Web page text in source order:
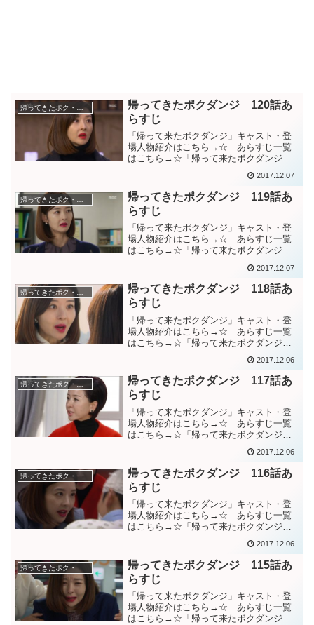
帰ってきたポクダンジ 120話あ
らすじ
「帰って来たポクダンジ」キャスト・登
場人物紹介はこちら→☆ あらすじ一覧
はこちら→☆「帰って来たボクダンジ」
１２０話あらすじミンギュが最期、自分
ではなくダンジたち家族を選んだことを
チェ秘書から聞いてショックを受けるソ
ジン。”事故現場にソジン...
2017.12.07
帰ってきたポク・ダンジ（棘と蜜）
帰ってきたポクダンジ 119話あ
らすじ
「帰って来たポクダンジ」キャスト・登
場人物紹介はこちら→☆ あらすじ一覧
はこちら→☆「帰って来たボクダンジ」
ンだけは助けてくれと懇願しにやって来
たウン女史は、そこでミンギュの殺人容
疑で逮捕される。”母さん...
2017.12.07
帰ってきたポク・ダンジ（棘と蜜）
帰ってきたポクダンジ 118話あ
らすじ
「帰って来たポクダンジ」キャスト・登
場人物紹介はこちら→☆ あらすじ一覧
はこちら→☆「帰って来たボクダンジ」
して刑務所に入ろうと話すチェ秘書に、
反発するソジン。それなら死ぬと言うソ
ジン。ソジンの自白を諦め...
2017.12.06
帰ってきたポク・ダンジ（棘と蜜）
帰ってきたポクダンジ 117話あ
らすじ
「帰って来たポクダンジ」キャスト・登
場人物紹介はこちら→☆ あらすじ一覧
はこちら→☆「帰って来たボクダンジ」
から示談書に判を押せ”という横暴なウン
女史に怒るハクボン。ウン女史の弱みを
握るファヨンから言わ...
2017.12.06
帰ってきたポクダンジ 116話あ
らすじ
「帰って来たポクダンジ」キャスト・登
場人物紹介はこちら→☆ あらすじ一覧
はこちら→☆「帰って来たボクダンジ」
116話あらすじ病院内でソジンとウン女史
に拉致されたチェ秘書をエレベーター内
で見つけるジョンウクとダンジ。拉致し
たウン女史とソジンを...
2017.12.06
帰ってきたポク・ダンジ（棘と蜜）
帰ってきたポクダンジ 115話あ
らすじ
「帰って来たポクダンジ」キャスト・登
場人物紹介はこちら→☆ あらすじ一覧
はこちら→☆「帰って来たボクダンジ」